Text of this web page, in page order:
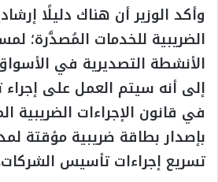
وأكد الوزير أن هناك دليلًا
الضريبية للخدمات المُصدَّرة؛
الأنشطة التصديرية في
إلى أنه سيتم العمل على
في قانون الإجراءات الضريبية
تسريع إجراءات تأسيس